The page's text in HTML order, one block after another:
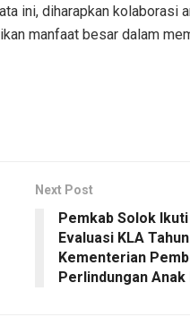
ini, diharapkan kolaborasi
manfaat besar dalam
Next Post
Pemkab Solok
Evaluasi KLA
Kementerian
Perlindungan Anak